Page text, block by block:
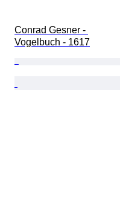
Conrad Gesner -
Vogelbuch - 1617